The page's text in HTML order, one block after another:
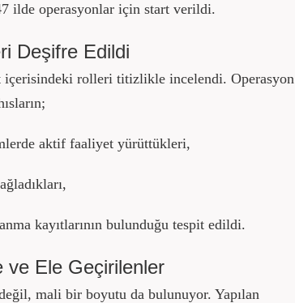
ilde operasyonlar için start verildi.
Deşifre Edildi
içerisindeki rolleri titizlikle incelendi. Operasyon
aktif faaliyet yürüttükleri,
kayıtlarının bulunduğu tespit edildi.
ve Ele Geçirilenler
mali bir boyutu da bulunuyor. Yapılan